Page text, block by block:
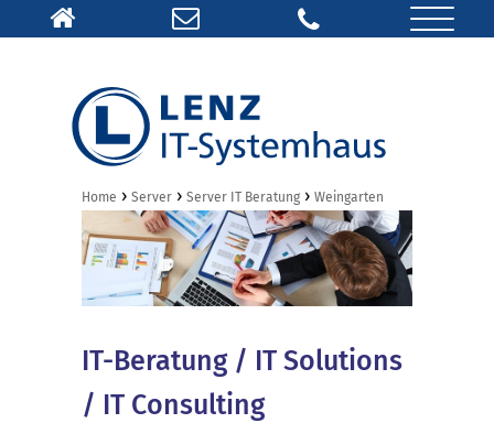
Home › Server › Server IT Beratung › Weingarten
IT-Beratung / IT Solutions
/ IT Consulting